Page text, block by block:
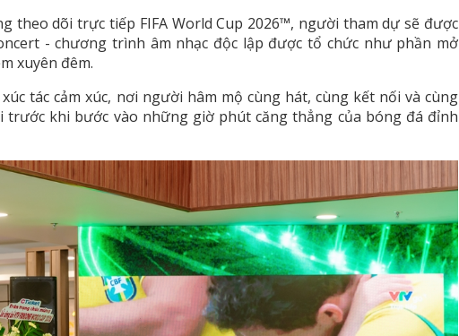
theo dõi trực tiếp FIFA World Cup 2026™, người tham dự sẽ được
- chương trình âm nhạc độc lập được tổ chức như phần mở
xuyên đêm.
tác cảm xúc, nơi người hâm mộ cùng hát, cùng kết nối và cùng
khi bước vào những giờ phút căng thẳng của bóng đá đỉnh